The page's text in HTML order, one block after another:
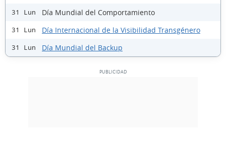
31 Lun Día Mundial del Comportamiento
31 Lun Día Internacional de la Visibilidad Transgénero
31 Lun Día Mundial del Backup